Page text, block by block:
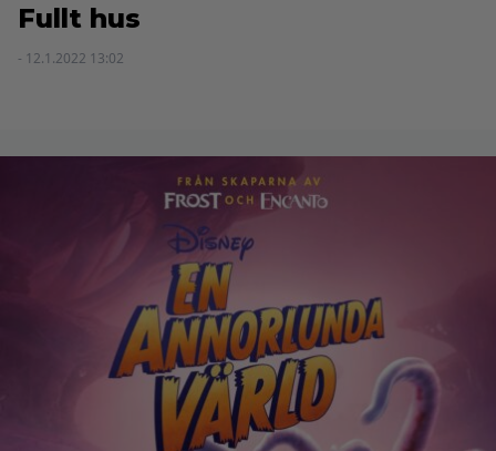
Fullt hus
- 12.1.2022 13:02